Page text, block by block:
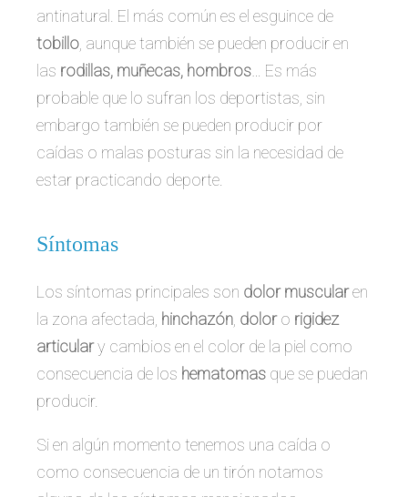
antinatural. El más común es el esguince de
tobillo, aunque también se pueden producir en
las rodillas, muñecas, hombros… Es más
probable que lo sufran los deportistas, sin
embargo también se pueden producir por
caídas o malas posturas sin la necesidad de
estar practicando deporte.
Síntomas
Los síntomas principales son dolor muscularen
la zona afectada, hinchazón, doloro rigidez
articulary cambios en el color de la piel como
consecuencia de los hematomas que se puedan
producir.
Si en algún momento tenemos una caída o
como consecuencia de un tirón notamos